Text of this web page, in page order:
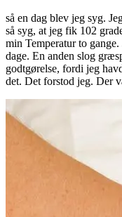
så en dag blev jeg syg.
så syg, at jeg fik 102
min Temperatur to
dage. En anden slog
godtgørelse, fordi jeg
det. Det forstod jeg. Der